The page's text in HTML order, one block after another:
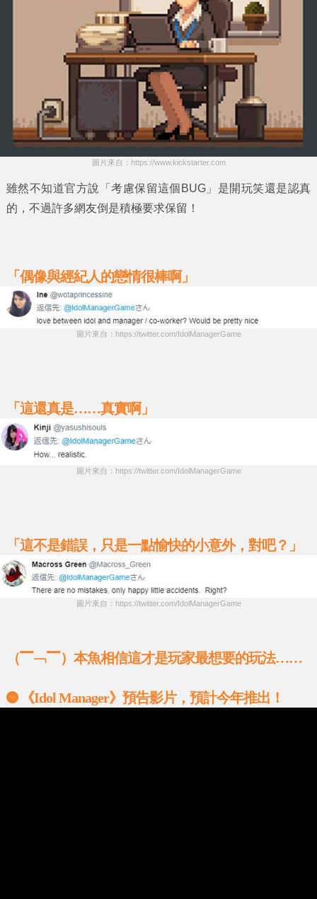
圖片來自：https://www.kickstarter.com
雖然不知道官方說 「考慮保留這個BUG」 是開玩笑還是認真
的，不過許多網友倒是積極要求保留！
「偶像與經紀人的戀情很棒啊」
圖片來自：https://twitter.com/IdolManagerGame
「這還真是……真實啊」
圖片來自：https://twitter.com/IdolManagerGame
「這不是錯誤，只是一點愉快的小意外，對吧？」
圖片來自：https://twitter.com/IdolManagerGame
（▔﹁▔）本魚相信這才是玩家最想要的玩法……
《Idol Manager》預告影片，預計今年推出！